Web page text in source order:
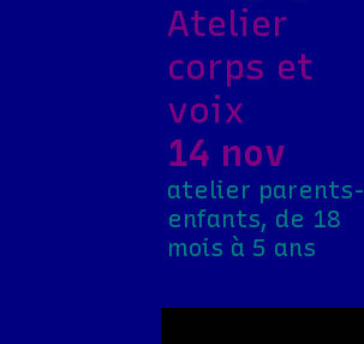
Atelier
corps et
voix
14 nov
atelier parents-
enfants, de 18
mois à 5 ans